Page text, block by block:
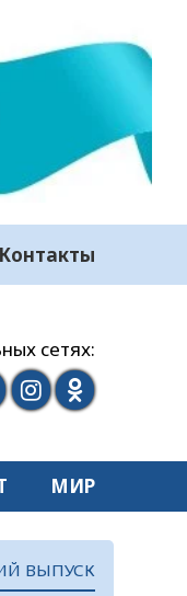
Контакты
сетях:
МИР
ВЫПУСК